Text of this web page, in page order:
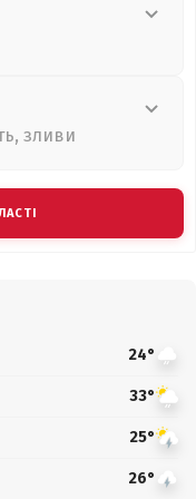
зливи
24°
33°
25°
26°